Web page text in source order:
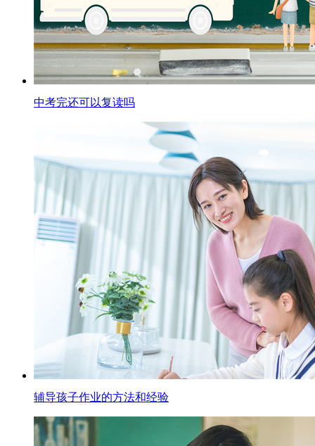
中考完还可以复读吗
辅导孩子作业的方法和经验